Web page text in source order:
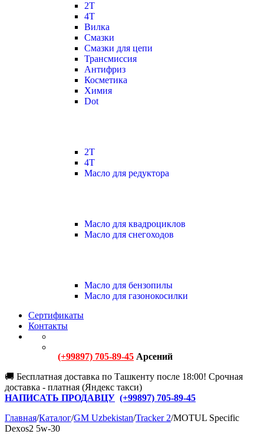
2Т
4Т
Вилка
Смазки
Смазки для цепи
Трансмиссия
Антифриз
Косметика
Химия
Dot
2Т
4Т
Масло для редуктора
Масло для квадроциклов
Масло для снегоходов
Масло для бензопилы
Масло для газонокосилки
Сертификаты
Контакты
(+99897) 705-89-45 Арсений
🚚 Бесплатная доставка по Ташкенту после 18:00! Срочная
доставка - платная (Яндекс такси)
НАПИСАТЬ ПРОДАВЦУ (+99897) 705-89-45
Главная/Каталог/GM Uzbekistan/Tracker 2/MOTUL Specific
Dexos2 5w-30